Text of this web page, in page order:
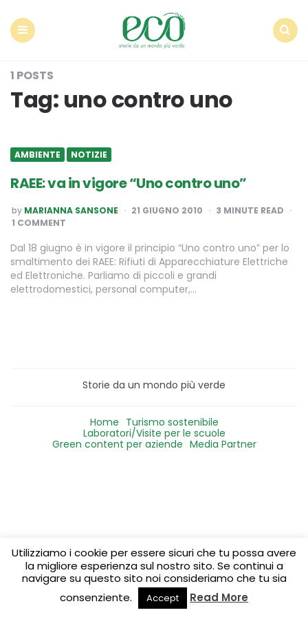
1 POSTS
Tag: uno contro uno
AMBIENTE NOTIZIE
RAEE: va in vigore “Uno contro uno”
POSTED
BY
by MARIANNA SANSONE 21 GIUGNO 2010 3 MINUTE READ
1 COMMENT
Dal 18 giugno è in vigore il principio “Uno contro uno” per lo
smaltimento dei RAEE: Rifiuti di Apparecchiature Elettriche
ed Elettroniche. Parliamo di piccoli e grandi
elettrodomestici, personal computer,…
Storie da un mondo più verde
Home Turismo sostenibile
Laboratori/Visite per le scuole
Green content per aziende Media Partner
Utilizziamo i cookie per essere sicuri che tu possa avere
la migliore esperienza sul nostro sito. Se continui a
navigare su questo sito noi consideriamo che tu sia
consenziente.
Accept Read More